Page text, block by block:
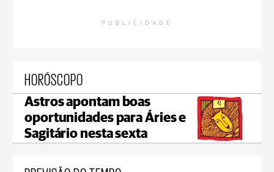
PUBLICIDADE
HORÓSCOPO
Astros apontam boas
oportunidades para Áries e
Sagitário nesta sexta